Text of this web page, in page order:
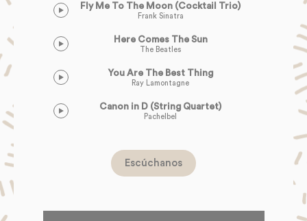
Fly Me To The Moon (Cocktail Trio)
Frank Sinatra
Here Comes The Sun
The Beatles
You Are The Best Thing
Ray Lamontagne
Canon in D (String Quartet)
Pachelbel
Escúchanos